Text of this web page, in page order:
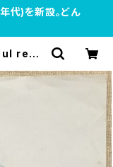
)を新設。どん
resp